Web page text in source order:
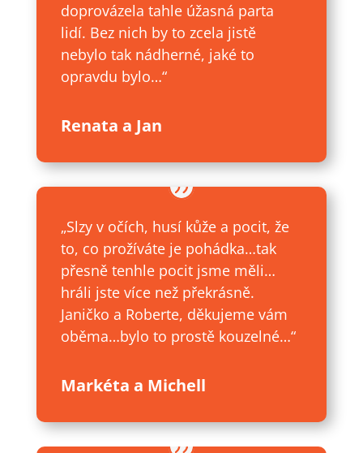
doprovázela tahle úžasná parta
lidí. Bez nich by to zcela jistě
nebylo tak nádherné, jaké to
opravdu bylo…“
Renata a Jan
„Slzy v očích, husí kůže a pocit, že
to, co prožíváte je pohádka…tak
přesně tenhle pocit jsme měli…
hráli jste více než překrásně.
Janičko a Roberte, děkujeme vám
oběma…bylo to prostě kouzelné…“
Markéta a Michell